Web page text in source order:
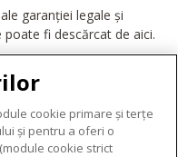
garanției legale și
fi descărcat de aici.
cookie primare și terțe
și pentru a oferi o
cookie strict